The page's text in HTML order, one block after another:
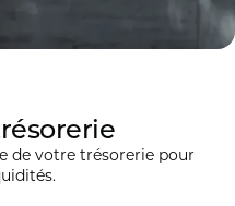
de votre trésorerie pour